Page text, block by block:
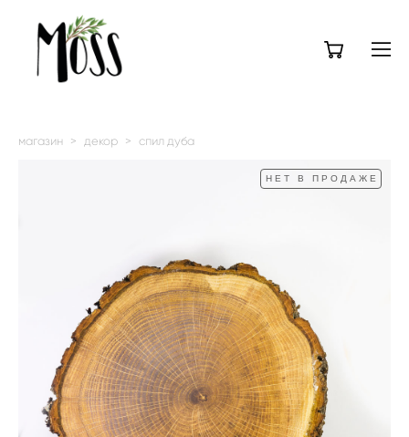
магазин > декор > спил дуба
НЕТ В ПРОДАЖЕ